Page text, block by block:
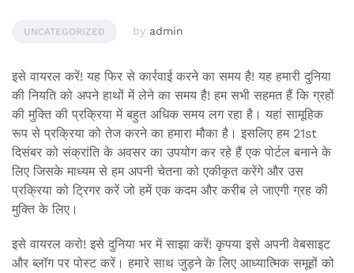
UNCATEGORIZED by admin
इसे वायरल करें! यह फिर से कार्रवाई करने का समय है! यह हमारी दुनिया
की नियति को अपने हाथों में लेने का समय है! हम सभी सहमत हैं कि ग्रहों
की मुक्ति की प्रक्रिया में बहुत अधिक समय लग रहा है। यहां सामूहिक
रूप से प्रक्रिया को तेज करने का हमारा मौका है। इसलिए हम 21st
दिसंबर को संक्रांति के अवसर का उपयोग कर रहे हैं एक पोर्टल बनाने के
लिए जिसके माध्यम से हम अपनी चेतना को एकीकृत करेंगे और उस
प्रक्रिया को ट्रिगर करें जो हमें एक कदम और करीब ले जाएगी ग्रह की
मुक्ति के लिए।
इसे वायरल करो! इसे दुनिया भर में साझा करें! कृपया इसे अपनी वेबसाइट
और ब्लॉग पर पोस्ट करें। हमारे साथ जुड़ने के लिए आध्यात्मिक समूहों को